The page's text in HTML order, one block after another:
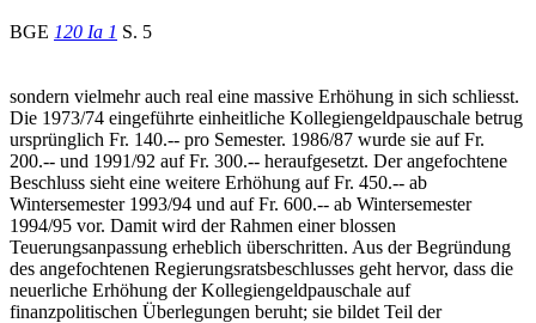
BGE 120 Ia 1 S. 5
sondern vielmehr auch real eine massive Erhöhung in sich schliesst.
Die 1973/74 eingeführte einheitliche Kollegiengeldpauschale betrug
ursprünglich Fr. 140.-- pro Semester. 1986/87 wurde sie auf Fr.
200.-- und 1991/92 auf Fr. 300.-- heraufgesetzt. Der angefochtene
Beschluss sieht eine weitere Erhöhung auf Fr. 450.-- ab
Wintersemester 1993/94 und auf Fr. 600.-- ab Wintersemester
1994/95 vor. Damit wird der Rahmen einer blossen
Teuerungsanpassung erheblich überschritten. Aus der Begründung
des angefochtenen Regierungsratsbeschlusses geht hervor, dass die
neuerliche Erhöhung der Kollegiengeldpauschale auf
finanzpolitischen Überlegungen beruht; sie bildet Teil der